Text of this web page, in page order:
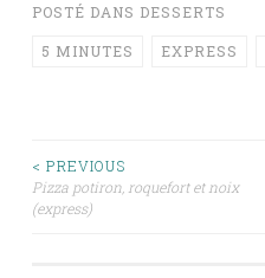
POSTÉ DANS DESSERTS
5 MINUTES EXPRESS
Navigation
des
< PREVIOUS
Pizza potiron, roquefort et noix
(express)